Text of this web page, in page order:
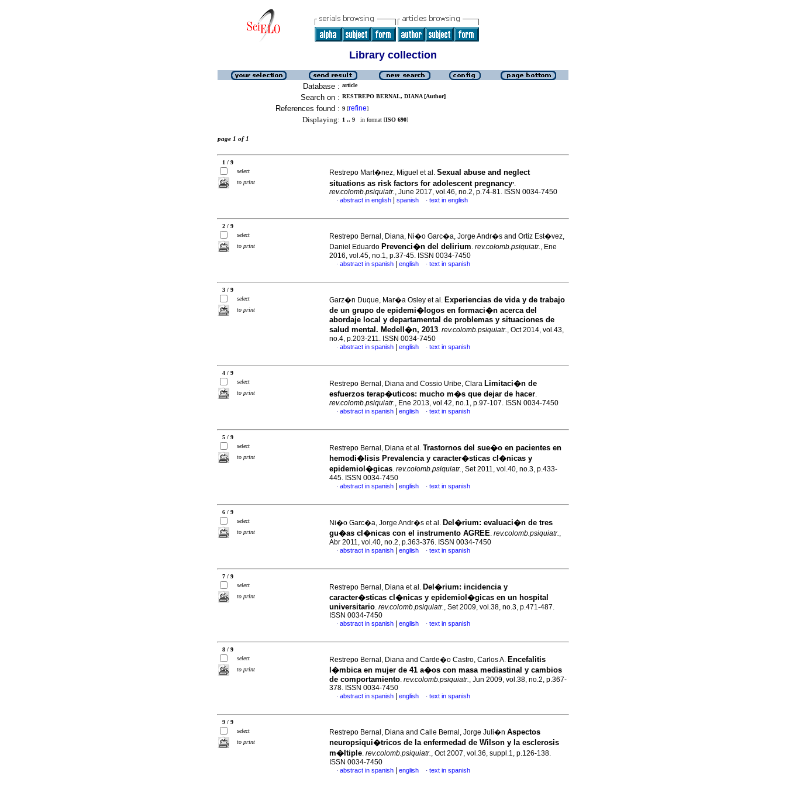
Library collection
Database : article
Search on : RESTREPO BERNAL, DIANA [Author]
References found : 9 [refine]
Displaying: 1 .. 9 in format [ISO 690]
page 1 of 1
1 / 9
select
to print
Restrepo Mart�nez, Miguel et al. Sexual abuse and neglect
situations as risk factors for adolescent pregnancy,.
rev.colomb.psiquiatr., June 2017, vol.46, no.2, p.74-81. ISSN 0034-7450
· abstract in english spanish · text in english
2 / 9
select
to print
Restrepo Bernal, Diana, Ni�o Garc�a, Jorge Andr�s and Ortiz Est�vez,
Daniel Eduardo Prevenci�n del delirium. rev.colomb.psiquiatr., Ene
2016, vol.45, no.1, p.37-45. ISSN 0034-7450
· abstract in spanish english · text in spanish
3 / 9
select
to print
Garz�n Duque, Mar�a Osley et al. Experiencias de vida y de trabajo
de un grupo de epidemi�logos en formaci�n acerca del
abordaje local y departamental de problemas y situaciones de
salud mental. Medell�n, 2013. rev.colomb.psiquiatr., Oct 2014, vol.43,
no.4, p.203-211. ISSN 0034-7450
· abstract in spanish english · text in spanish
4 / 9
select
to print
Restrepo Bernal, Diana and Cossio Uribe, Clara Limitaci�n de
esfuerzos terap�uticos: mucho m�s que dejar de hacer.
rev.colomb.psiquiatr., Ene 2013, vol.42, no.1, p.97-107. ISSN 0034-7450
· abstract in spanish english · text in spanish
5 / 9
select
to print
Restrepo Bernal, Diana et al. Trastornos del sue�o en pacientes en
hemodi�lisis Prevalencia y caracter�sticas cl�nicas y
epidemiol�gicas. rev.colomb.psiquiatr., Set 2011, vol.40, no.3, p.433-
445. ISSN 0034-7450
· abstract in spanish english · text in spanish
6 / 9
select
to print
Ni�o Garc�a, Jorge Andr�s et al. Del�rium: evaluaci�n de tres
gu�as cl�nicas con el instrumento AGREE. rev.colomb.psiquiatr.,
Abr 2011, vol.40, no.2, p.363-376. ISSN 0034-7450
· abstract in spanish english · text in spanish
7 / 9
select
to print
Restrepo Bernal, Diana et al. Del�rium: incidencia y
caracter�sticas cl�nicas y epidemiol�gicas en un hospital
universitario. rev.colomb.psiquiatr., Set 2009, vol.38, no.3, p.471-487.
ISSN 0034-7450
· abstract in spanish english · text in spanish
8 / 9
select
to print
Restrepo Bernal, Diana and Carde�o Castro, Carlos A. Encefalitis
l�mbica en mujer de 41 a�os con masa mediastinal y cambios
de comportamiento. rev.colomb.psiquiatr., Jun 2009, vol.38, no.2, p.367-
378. ISSN 0034-7450
· abstract in spanish english · text in spanish
9 / 9
select
to print
Restrepo Bernal, Diana and Calle Bernal, Jorge Juli�n Aspectos
neuropsiqui�tricos de la enfermedad de Wilson y la esclerosis
m�ltiple. rev.colomb.psiquiatr., Oct 2007, vol.36, suppl.1, p.126-138.
ISSN 0034-7450
· abstract in spanish english · text in spanish